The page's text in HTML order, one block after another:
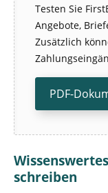
Testen Sie
Angebote,
Zusätzlich
PDF-
schreiben